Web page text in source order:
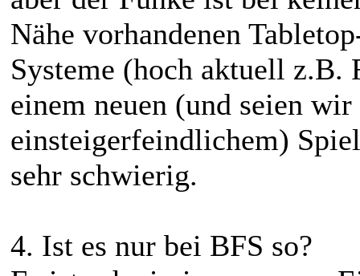
Nähe vorhandenen
Systeme (hoch aktuell z.B.
einem neuen (und seien
einsteigerfeindlichem)
sehr schwierig.
4. Ist es nur bei BFS so?